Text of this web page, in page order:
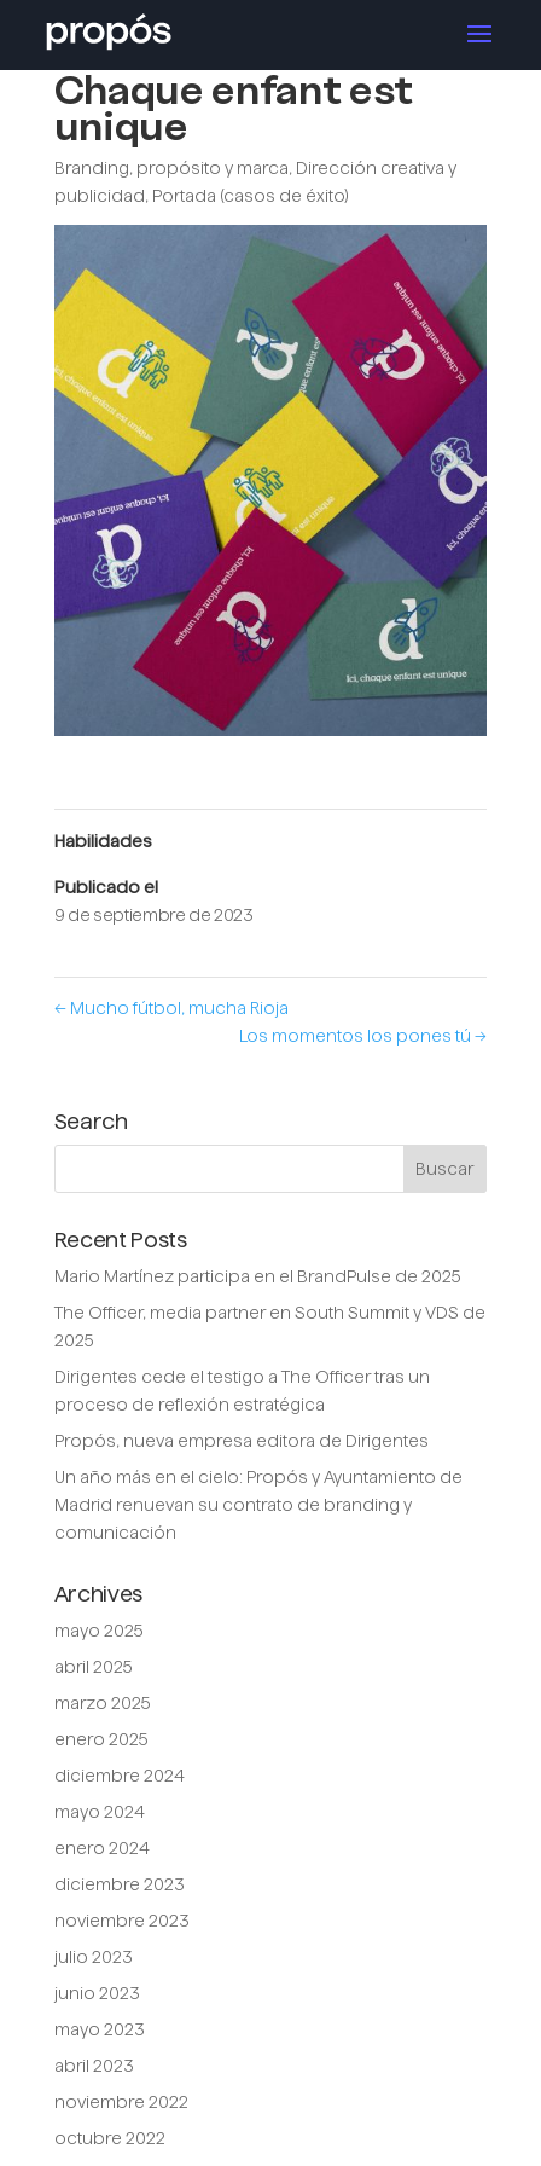
Chaque enfant est
unique
Branding, propósito y marca, Dirección creativa y
publicidad, Portada (casos de éxito)
Habilidades
Publicado el
9 de septiembre de 2023
←Mucho fútbol, mucha Rioja
Los momentos los pones tú→
Search
Recent Posts
Mario Martínez participa en el BrandPulse de 2025
The Officer, media partner en South Summit y VDS de
2025
Dirigentes cede el testigo a The Officer tras un
proceso de reflexión estratégica
Propós, nueva empresa editora de Dirigentes
Un año más en el cielo: Propós y Ayuntamiento de
Madrid renuevan su contrato de branding y
comunicación
Archives
mayo 2025
abril 2025
marzo 2025
enero 2025
diciembre 2024
mayo 2024
enero 2024
diciembre 2023
noviembre 2023
julio 2023
junio 2023
mayo 2023
abril 2023
noviembre 2022
octubre 2022